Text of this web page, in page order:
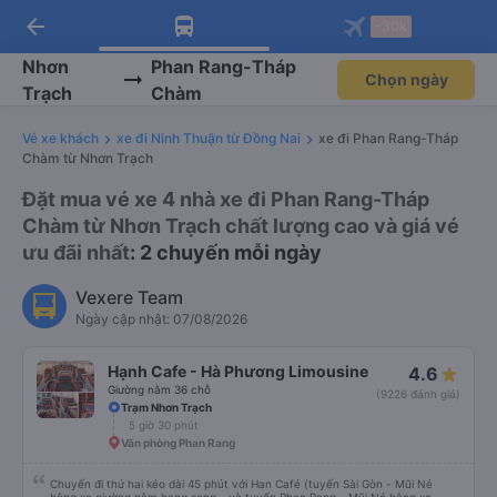
Tải app Vexere ngay!
Nhận ưu đãi thành viên độc
quyền
Mở app
Tải app Vexere
-30k/ghế khi đặt vé máy bay qua
app
Mở app
arrow_back
Nhơn
Trạch
Phan Rang-Tháp
Chàm
Chọn ngày
Vé xe khách xe đi Ninh Thuận từ Đồng Nai
xe đi Phan Rang-Tháp
Chàm từ Nhơn Trạch
Đặt mua vé xe 4 nhà xe đi Phan Rang-Tháp
Chàm từ Nhơn Trạch chất lượng cao và giá vé
ưu đãi nhất: 2 chuyến mỗi ngày
Vexere Team
Ngày cập nhật: 07/08/2026
Hạnh Cafe - Hà Phương Limousine
Giường nằm 36 chỗ
4.6
(9226 đánh giá)
Trạm Nhơn Trạch
5 giờ 30 phút
Văn phòng Phan Rang
Chuyến đi thứ hai kéo dài 45 phút với Han Café (tuyến Sài Gòn - Mũi Né